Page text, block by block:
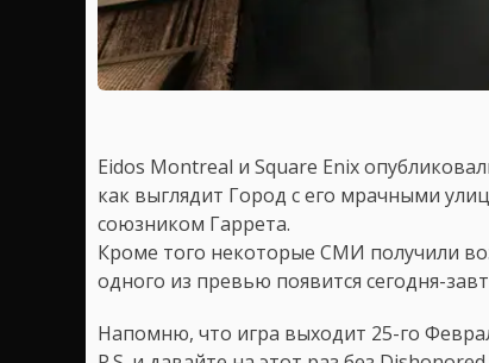
Eidos Montreal и Square Enix
как выглядит Город с его мрачными
союзником Гаррета.
Кроме того некоторые СМИ получили
одного из превью появится сегодня-
Напомню, что игра выходит 25-го